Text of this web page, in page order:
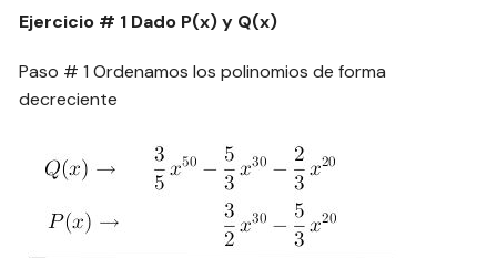
Ejercicio # 1 Dado P(x) y Q(x)
Paso # 1 Ordenamos los polinomios de forma
decreciente